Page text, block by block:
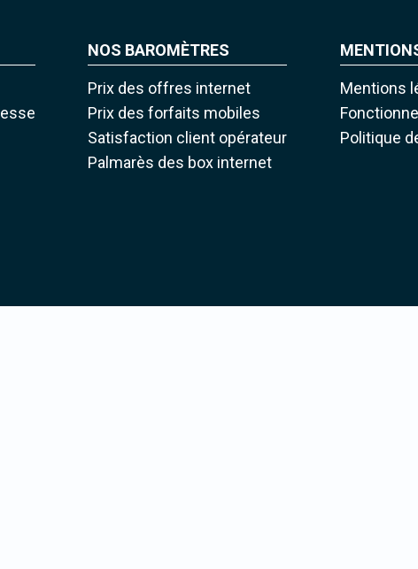
NOS BAROMÈTRES
Prix des offres internet
Prix des forfaits mobiles
Satisfaction client opérateur
Palmarès des box internet
Mentions
Politique